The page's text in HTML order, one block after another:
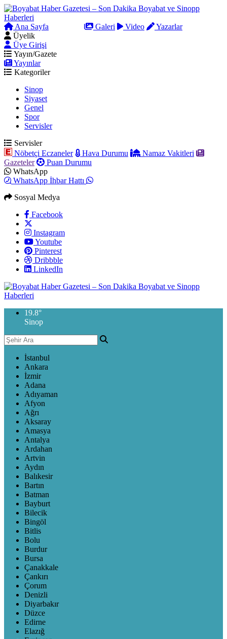
Ana Sayfa Galeri Video
Yazarlar
Üyelik
Üye Girişi
Yayın/Gazete
Yayınlar
Kategoriler
Sinop
Siyaset
Genel
Spor
Servisler
Servisler
Nöbetçi Eczaneler
Hava Durumu
Namaz Vakitleri
Gazeteler
Puan Durumu
WhatsApp
WhatsApp İhbar Hattı
Sosyal Medya
Facebook
Instagram
Youtube
Pinterest
Dribbble
LinkedIn
19.8°
Sinop
İstanbul
Ankara
İzmir
Adana
Adıyaman
Afyon
Ağrı
Aksaray
Amasya
Antalya
Ardahan
Artvin
Aydın
Balıkesir
Bartın
Batman
Bayburt
Bilecik
Bingöl
Bitlis
Bolu
Burdur
Bursa
Çanakkale
Çankırı
Çorum
Denizli
Diyarbakır
Düzce
Edirne
Elazığ